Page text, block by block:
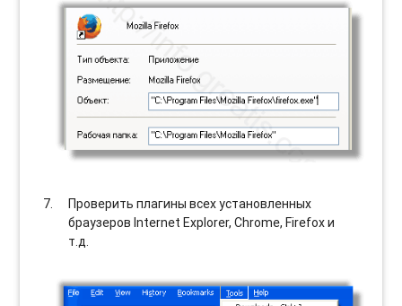
Проверить плагины всех установленных
браузеров Internet Explorer, Chrome, Firefox и
т.д.